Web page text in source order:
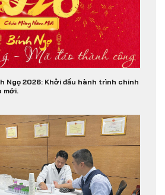
Ngọ 2026: Khởi đầu hành trình chinh
mới.